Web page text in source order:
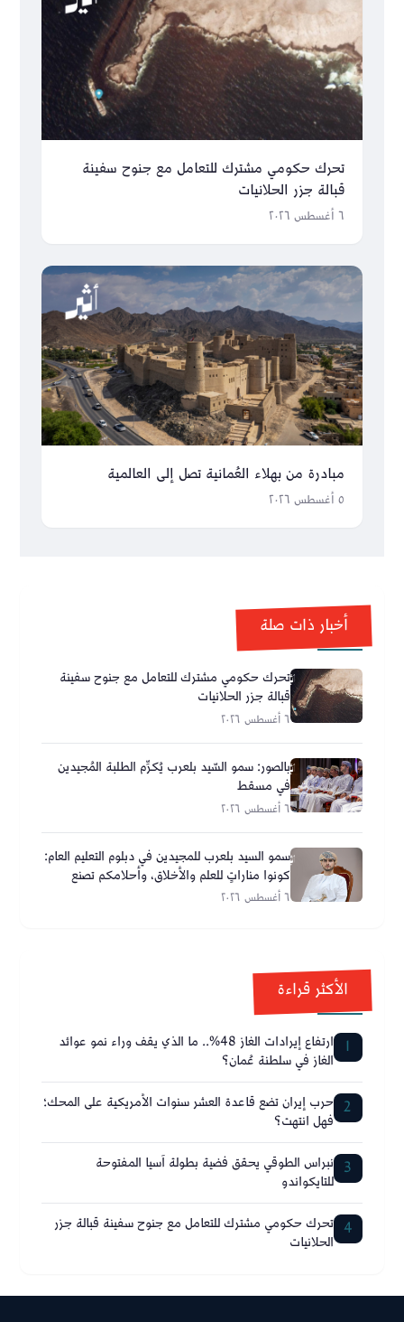
تحرك حكومي مشترك للتعامل مع جنوح سفينة
قبالة جزر الحلانيات
٦ أغسطس ٢٠٢٦
مبادرة من بهلاء العُمانية تصل إلى العالمية
٥ أغسطس ٢٠٢٦
أخبار ذات صلة
تحرك حكومي مشترك للتعامل مع جنوح سفينة
قبالة جزر الحلانيات
٦ أغسطس ٢٠٢٦
بالصور: سمو السّيد بلعرب يُكرِّم الطلبة المُجيدين
في مسقط
٦ أغسطس ٢٠٢٦
سمو السيد بلعرب للمجيدين في دبلوم التعليم العام:
كونوا مناراتٍ للعلم والأخلاق، وأحلامكم تصنع
مستقبل عُمان
٦ أغسطس ٢٠٢٦
الأكثر قراءة
1 ارتفاع إيرادات الغاز 48%.. ما الذي يقف وراء نمو عوائد
الغاز في سلطنة عُمان؟
2 حرب إيران تضع قاعدة العشر سنوات الأمريكية على المحك؛
فهل انتهت؟
3 نبراس الطوقي يحقق فضية بطولة آسيا المفتوحة
للتايكواندو
4 تحرك حكومي مشترك للتعامل مع جنوح سفينة قبالة جزر
الحلانيات